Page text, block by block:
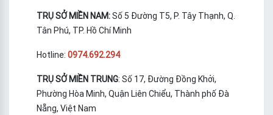
TRỤ SỞ MIỀN NAM:Số 5 Đường T5, P. Tây Thạnh, Q.
Tân Phú, TP. Hồ Chí Minh
Hotline: 0974.692.294
TRỤ SỞ MIỀN TRUNG: Số 17, Đường Đồng Khởi,
Phường Hòa Minh, Quận Liên Chiểu, Thành phố Đà
Nẵng, Việt Nam